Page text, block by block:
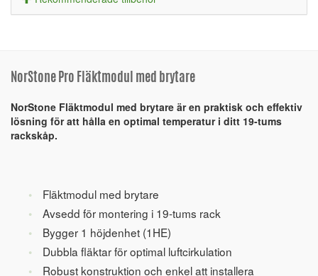
NorStone Pro Fläktmodul med brytare
NorStone Fläktmodul med brytare är en praktisk och effektiv
lösning för att hålla en optimal temperatur i ditt 19-tums
rackskåp.
Fläktmodul med brytare
Avsedd för montering i 19-tums rack
Bygger 1 höjdenhet (1HE)
Dubbla fläktar för optimal luftcirkulation
Robust konstruktion och enkel att installera